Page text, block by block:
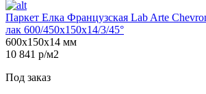
Паркет Елка Французская Lab Arte
лак 600/450х150х14/3/45°
600х150х14 мм
10 841 р/м2
Под заказ